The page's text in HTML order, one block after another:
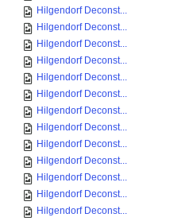
Hilgendorf Deconst...
Hilgendorf Deconst...
Hilgendorf Deconst...
Hilgendorf Deconst...
Hilgendorf Deconst...
Hilgendorf Deconst...
Hilgendorf Deconst...
Hilgendorf Deconst...
Hilgendorf Deconst...
Hilgendorf Deconst...
Hilgendorf Deconst...
Hilgendorf Deconst...
Hilgendorf Deconst...